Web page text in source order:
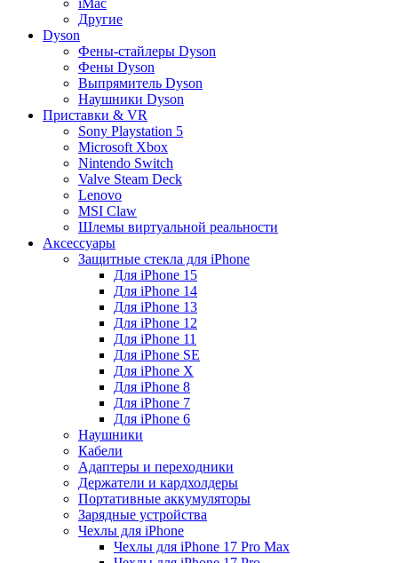
iMac
Другие
Dyson
Фены-стайлеры Dyson
Фены Dyson
Выпрямитель Dyson
Наушники Dyson
Приставки & VR
Sony Playstation 5
Microsoft Xbox
Nintendo Switch
Valve Steam Deck
Lenovo
MSI Claw
Шлемы виртуальной реальности
Аксессуары
Защитные стекла для iPhone
Для iPhone 15
Для iPhone 14
Для iPhone 13
Для iPhone 12
Для iPhone 11
Для iPhone SE
Для iPhone X
Для iPhone 8
Для iPhone 7
Для iPhone 6
Наушники
Кабели
Адаптеры и переходники
Держатели и кардхолдеры
Портативные аккумуляторы
Зарядные устройства
Чехлы для iPhone
Чехлы для iPhone 17 Pro Max